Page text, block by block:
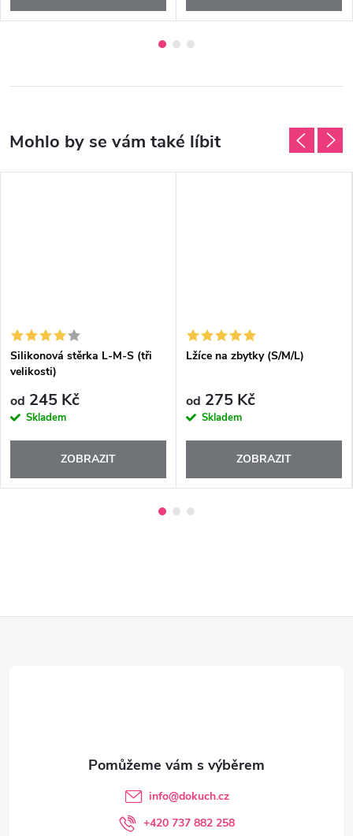
Silikonová stěrka L-M-S (tři
velikosti)
od 245 Kč
Skladem
ZOBRAZIT
Lžíce na zbytky (S/M/L)
od 275 Kč
Skladem
ZOBRAZIT
info@dokuch.cz
+420 737 882 258